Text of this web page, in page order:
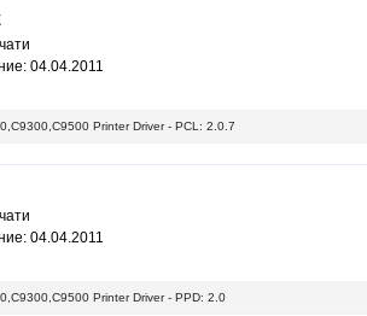
04.04.2011
Printer Driver - PCL: 2.0.7
04.04.2011
Printer Driver - PPD: 2.0